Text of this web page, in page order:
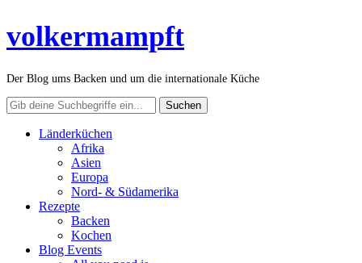
volkermampft
Der Blog ums Backen und um die internationale Küche
Länderküchen
Afrika
Asien
Europa
Nord- & Südamerika
Rezepte
Backen
Kochen
Blog Events